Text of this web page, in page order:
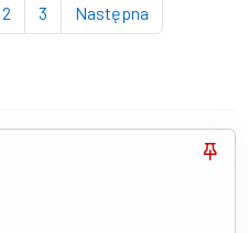
2 3 Następna